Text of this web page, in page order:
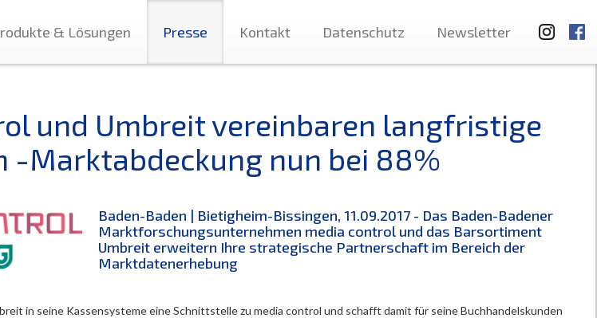
& Lösungen Presse Kontakt Datenschutz Newsletter
und Umbreit vereinbaren langfristige
-Marktabdeckung nun bei 88%
Baden-Baden | Bietigheim-Bissingen, 11.09.2017 - Das Baden-Badener
Marktforschungsunternehmen media control und das Barsortiment
Umbreit erweitern Ihre strategische Partnerschaft im Bereich der
Marktdatenerhebung
in seine Kassensysteme eine Schnittstelle zu media control und schafft damit für seine Buchhandelskunden